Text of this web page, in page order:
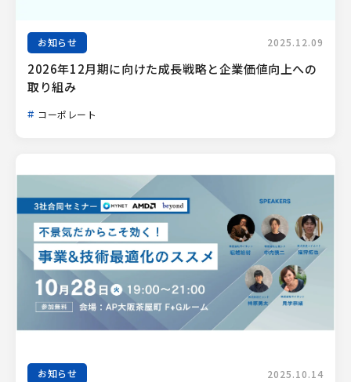
お知らせ 2025.12.09
2026年12月期に向けた成長戦略と企業価値向上への
取り組み
コーポレート
お知らせ 2025.10.14